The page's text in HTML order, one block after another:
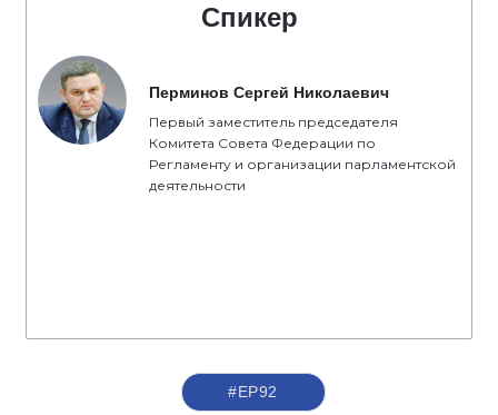
Спикер
Перминов Сергей Николаевич
Первый заместитель председателя
Комитета Совета Федерации по
Регламенту и организации парламентской
деятельности
#ЕР92